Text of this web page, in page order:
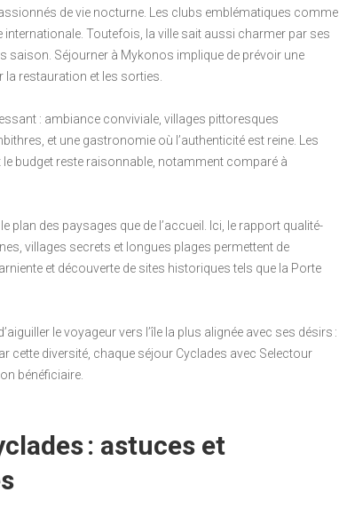
de vie nocturne. Les clubs emblématiques comme
internationale. Toutefois, la ville sait aussi charmer par ses
saison. Séjourner à Mykonos implique de prévoir une
restauration et les sorties.
: ambiance conviviale, villages pittoresques
et une gastronomie où l’authenticité est reine. Les
budget reste raisonnable, notamment comparé à
plan des paysages que de l’accueil. Ici, le rapport qualité-
villages secrets et longues plages permettent de
et découverte de sites historiques tels que la Porte
le voyageur vers l’île la plus alignée avec ses désirs :
cette diversité, chaque séjour Cyclades avec Selectour
bénéficiaire.
: astuces et